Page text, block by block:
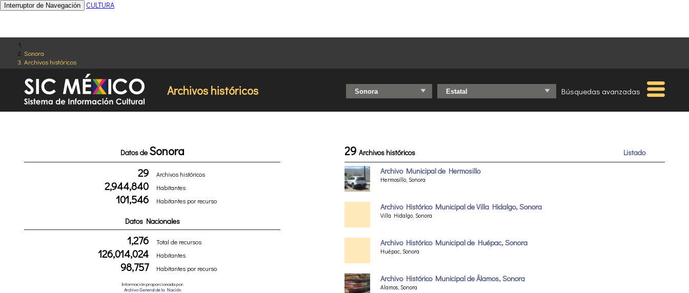
Sonora
Archivos históricos
Archivos históricos Búsquedas avanzadas
Interruptor de Navegación CULTURA
Datos de Sonora
29 Archivos históricos
2,944,840 Habitantes
101,546 Habitantes por recurso
Datos Nacionales
1,276 Total de recursos
126,014,024 Habitantes
98,757 Habitantes por recurso
Información proporcionada por:
Archivo General de la Nación
29 Archivos históricos
Listado
Archivo Municipal de Hermosillo
Hermosillo, Sonora
Archivo Histórico Municipal de Villa Hidalgo, Sonora
Villa Hidalgo, Sonora
Archivo Histórico Municipal de Huépac, Sonora
Huépac, Sonora
Archivo Histórico Municipal de Álamos, Sonora
Alamos, Sonora